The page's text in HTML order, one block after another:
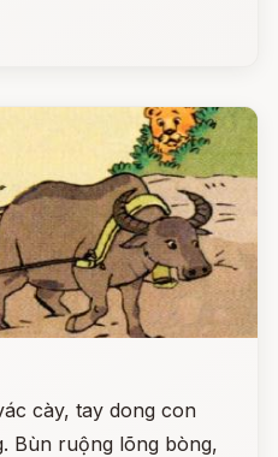
cày, tay dong con
Bùn ruộng lõng bòng,